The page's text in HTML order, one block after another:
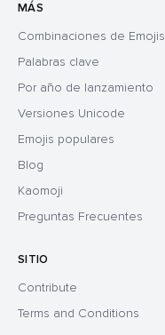
MÁS
Combinaciones de Emojis
Palabras clave
Por año de lanzamiento
Versiones Unicode
Emojis populares
Blog
Kaomoji
Preguntas Frecuentes
SITIO
Contribute
Terms and Conditions